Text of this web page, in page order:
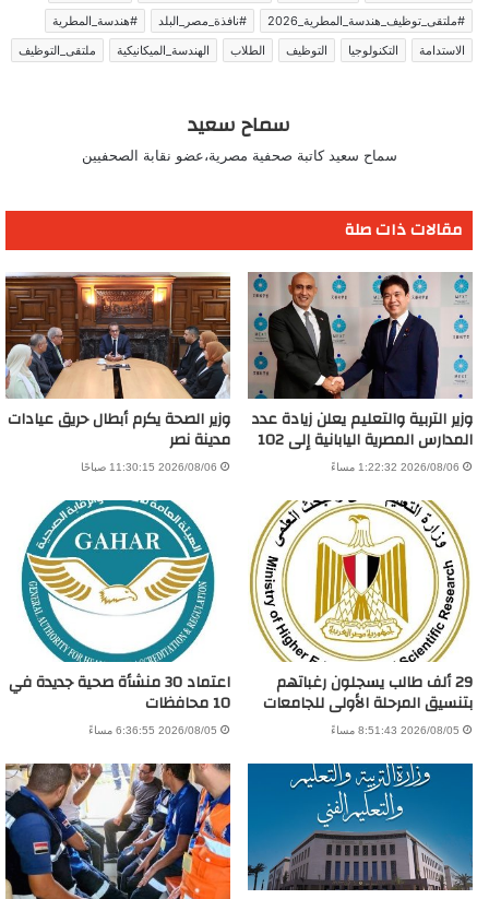
#ملتقى_توظيف_هندسة_المطرية_2026
#نافذة_مصر_البلد
#هندسة_المطرية
الاستدامة
التكنولوجيا التوظيف الطلاب الهندسة_الميكانيكية ملتقى_التوظيف
سماح سعيد
سماح سعيد كاتبة صحفية مصرية،عضو نقابة الصحفيين
مقالات ذات صلة
وزير التربية والتعليم يعلن زيادة عدد
المدارس المصرية اليابانية إلى 102
2026/08/06 1:22:32 مساءً
وزير الصحة يكرم أبطال حريق عيادات
مدينة نصر
2026/08/06 11:30:15 صباحًا
29 ألف طالب يسجلون رغباتهم
بتنسيق المرحلة الأولى للجامعات
2026/08/05 8:51:43 مساءً
اعتماد 30 منشأة صحية جديدة في
10 محافظات
2026/08/05 6:36:55 مساءً